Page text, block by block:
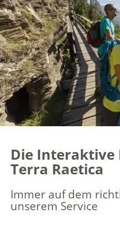
Die Interaktive
Terra Raetica
Immer auf dem
unserem Service